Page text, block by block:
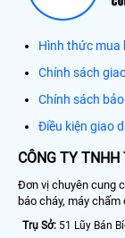
Hình thức mua
Chính sách
Chính sách
Điều kiện giao
CÔNG TY
Đơn vị chuyên cung
báo cháy, máy
Trụ Sở: 51 Lũy Bán